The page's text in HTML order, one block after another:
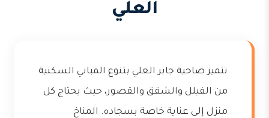
العلي
تتميز ضاحية جابر العلي بتنوع المباني السكنية
من الفيلل والشقق والقصور، حيث يحتاج كل
منزل إلى عناية خاصة بسجاده. المناخ